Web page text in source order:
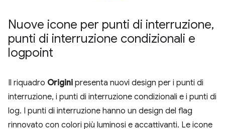
Nuove icone per punti di interruzione,
punti di interruzione condizionali e
logpoint
Il riquadro Origini presenta nuovi design per i punti di
interruzione, i punti di interruzione condizionali e i punti di
log. I punti di interruzione hanno un design del flag
rinnovato con colori più luminosi e accattivanti. Le icone